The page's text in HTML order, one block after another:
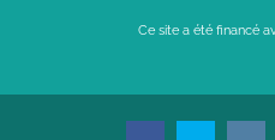
Ce site a été financé